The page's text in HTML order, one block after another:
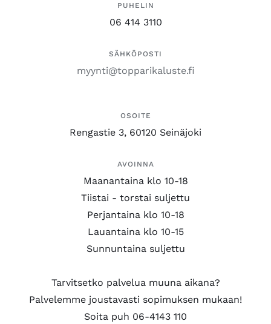
PUHELIN
06 414 3110
SÄHKÖPOSTI
myynti@topparikaluste.fi
OSOITE
Rengastie 3, 60120 Seinäjoki
AVOINNA
Maanantaina klo 10-18
Tiistai - torstai suljettu
Perjantaina klo 10-18
Lauantaina klo 10-15
Sunnuntaina suljettu
Tarvitsetko palvelua muuna aikana?
Palvelemme joustavasti sopimuksen mukaan!
Soita puh 06-4143 110